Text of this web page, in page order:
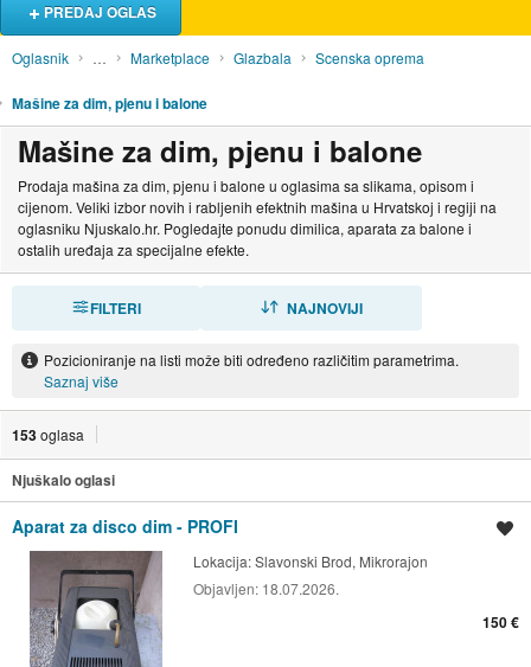
PREDAJ OGLAS
Oglasnik … Marketplace Glazbala Scenska oprema
Mašine za dim, pjenu i balone
Mašine za dim, pjenu i balone
Prodaja mašina za dim, pjenu i balone u oglasima sa slikama, opisom i
cijenom. Veliki izbor novih i rabljenih efektnih mašina u Hrvatskoj i regiji na
oglasniku Njuskalo.hr. Pogledajte ponudu dimilica, aparata za balone i
ostalih uređaja za specijalne efekte.
FILTERI NAJNOVIJI
Pozicioniranje na listi može biti određeno različitim parametrima.
Saznaj više
153oglasa
Njuškalo oglasi
Aparat za disco dim - PROFI
Lokacija:Slavonski Brod, Mikrorajon
Objavljen: 18.07.2026.
150 €